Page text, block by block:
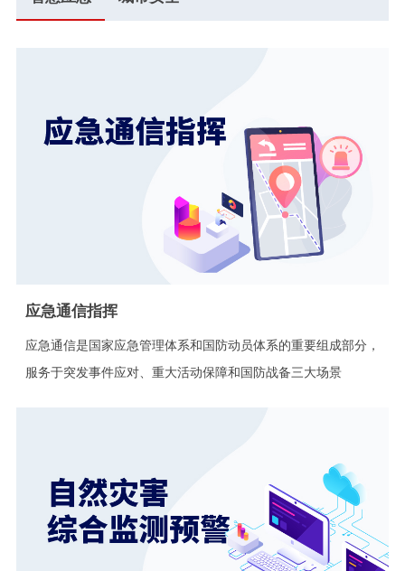
应急通信指挥
应急通信是国家应急管理体系和国防动员体系的重要组成部分，
服务于突发事件应对、重大活动保障和国防战备三大场景